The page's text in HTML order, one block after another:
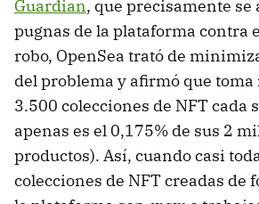
Guardian, que precisamente se
pugnas de la plataforma contra
robo, OpenSea trató de
del problema y afirmó que
3.500 colecciones de NFT cada
apenas es el 0,175% de sus 2
productos). Así, cuando casi
colecciones de NFT creadas de